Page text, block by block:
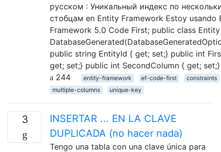
русском : Уникальный индекс по
стобцам en Entity Framework Estoy usando
Framework 5.0 Code First; public class
public string EntityId { get; set;} public int
get; set;} public int SecondColumn { get;
244
entity-framework ef-code-first
constraints
multiple-columns
unique-key
3
INSERTAR ... EN LA CLAVE
DUPLICADA (no hacer nada)
Tengo una tabla con una clave única para